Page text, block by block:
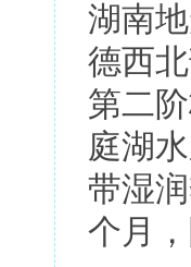
湖南
德西
第二
庭湖
带湿
个月